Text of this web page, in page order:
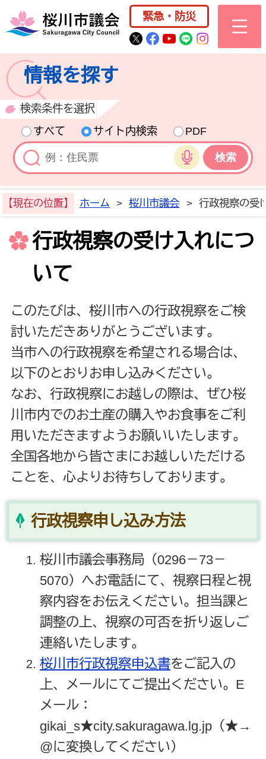
桜川市公式ホー
緊急・防災
桜川市公式Twitter
桜川市公式
桜川市公式
桜川市公式
情報を探す
検索条件を選択
すべて
サイト内検索
PDF
音声検索
【現在の位置】 ホーム > 桜川市議会 > 行政視察の受
行政視察の受け入れにつ
いて
このたびは、桜川市への行政視察をご検
討いただきありがとうございます。
当市への行政視察を希望される場合は、
以下のとおりお申し込みください。
なお、行政視察にお越しの際は、ぜひ桜
川市内でのお土産の購入やお食事をご利
用いただきますようお願いいたします。
全国各地から皆さまにお越しいただける
ことを、心よりお待ちしております。
行政視察申し込み方法
桜川市議会事務局（0296－73－
5070）へお電話にて、視察日程と視
察内容をお伝えください。担当課と
調整の上、視察の可否を折り返しご
連絡いたします。
桜川市行政視察申込書をご記入の
上、メールにてご提出ください。E
メール：
gikai_s★city.sakuragawa.lg.jp（★→
@に変換してください）